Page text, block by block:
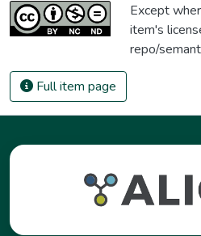
Except
item's
repo/
Full item page